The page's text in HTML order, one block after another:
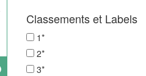
Classements et Labels
1*
2*
3*